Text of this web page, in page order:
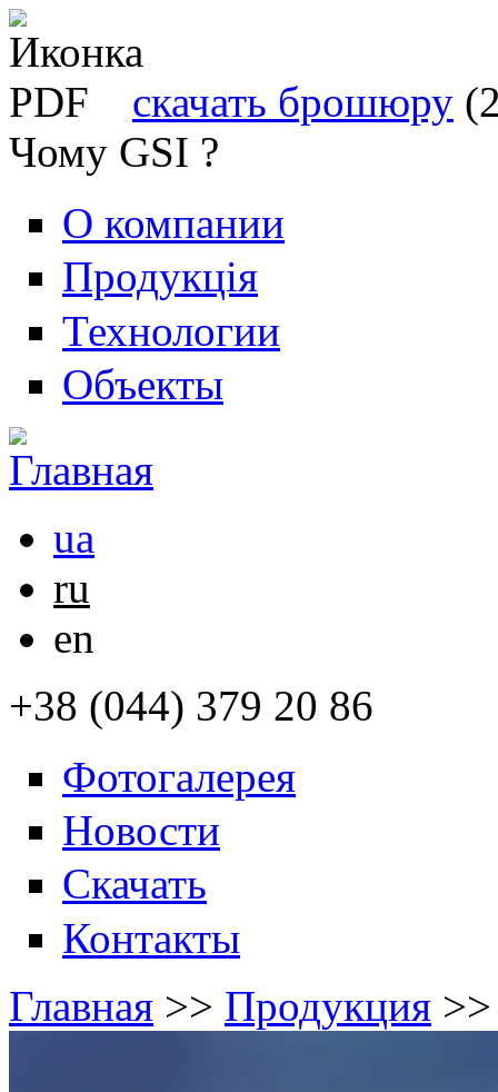
скачать брошюру
Чому GSI ?
О компании
Продукція
Технологии
Объекты
ua
ru
en
+38 (044) 379 20 86
Фотогалерея
Новости
Скачать
Контакты
Главная >> Продукция >>